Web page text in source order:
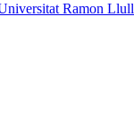
Ramon Llull